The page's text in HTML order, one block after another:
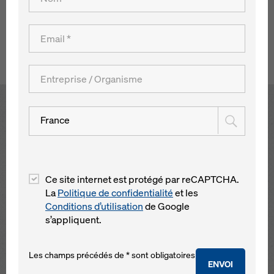
Maison Mosfilmovskaya » fait partie des dix bâtiments les
plus hauts de toute la Russie.
Retour à l´aperçu
France
Ce site internet est protégé par reCAPTCHA.
LaPolitique de confidentialitéet les
Conditions d’utilisationde Google
s’appliquent.
ENVOI
Les champs précédés de * sont obligatoires